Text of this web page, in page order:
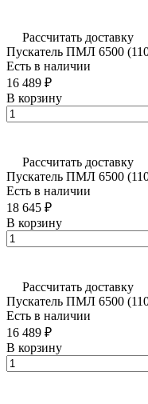
Рассчитать доставку
Пускатель ПМЛ 6500
Есть в наличии
16 489 ₽
В корзину
Рассчитать доставку
Пускатель ПМЛ 6500
Есть в наличии
18 645 ₽
В корзину
Рассчитать доставку
Пускатель ПМЛ 6500
Есть в наличии
16 489 ₽
В корзину